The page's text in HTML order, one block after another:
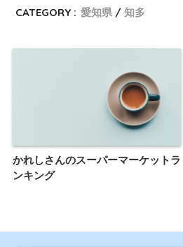
CATEGORY : 愛知県 知多
かれしさんのスーパーマーケットラ
ンキング